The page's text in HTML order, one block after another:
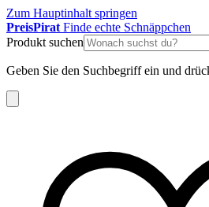
Zum Hauptinhalt springen
PreisPirat Finde echte Schnäppchen
Produkt suchen
Geben Sie den Suchbegriff ein und